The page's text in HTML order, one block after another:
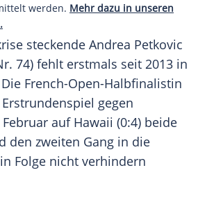
werden. Mehr dazu in unseren
steckende Andrea Petkovic
74) fehlt erstmals seit 2013 in
French-Open-Halbfinalistin
gegen
auf Hawaii (0:4) beide
den zweiten Gang in die
Folge nicht verhindern